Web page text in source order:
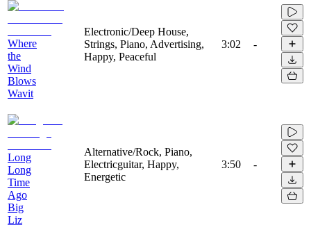
Where
the
Wind
Blows
Wavit
Electronic/Deep House,
Strings, Piano, Advertising,
Happy, Peaceful
3:02 -
Long
Long
Time
Ago
Big
Liz
Alternative/Rock, Piano,
Electricguitar, Happy,
Energetic
3:50 -